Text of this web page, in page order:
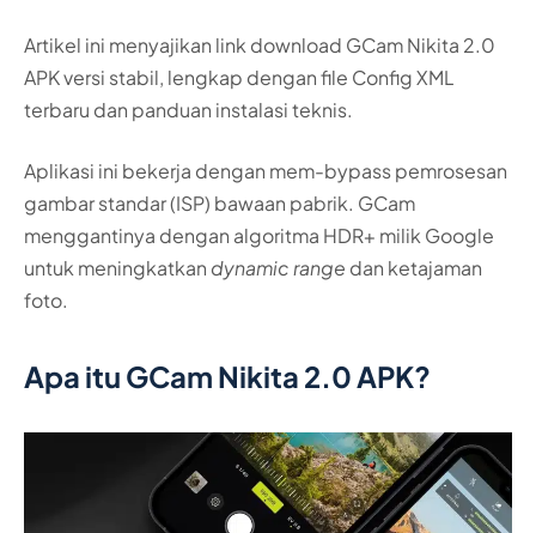
Artikel ini menyajikan link download GCam Nikita 2.0
APK versi stabil, lengkap dengan file Config XML
terbaru dan panduan instalasi teknis.
Aplikasi ini bekerja dengan mem-bypass pemrosesan
gambar standar (ISP) bawaan pabrik. GCam
menggantinya dengan algoritma HDR+ milik Google
untuk meningkatkan dynamic range dan ketajaman
foto.
Apa itu GCam Nikita 2.0 APK?